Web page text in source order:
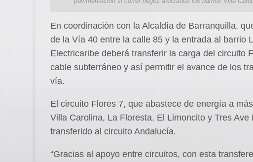
En coordinación con la Alcaldía de Barranquilla,
de la Vía 40 entre la calle 85 y la entrada al barrio
Electricaribe deberá transferir la carga del circuito
cable subterráneo y así permitir el avance de los
vía.
El circuito Flores 7, que abastece de energía a
Villa Carolina, La Floresta, El Limoncito y Tres
transferido al circuito Andalucía.
“Gracias al apoyo entre circuitos, con esta